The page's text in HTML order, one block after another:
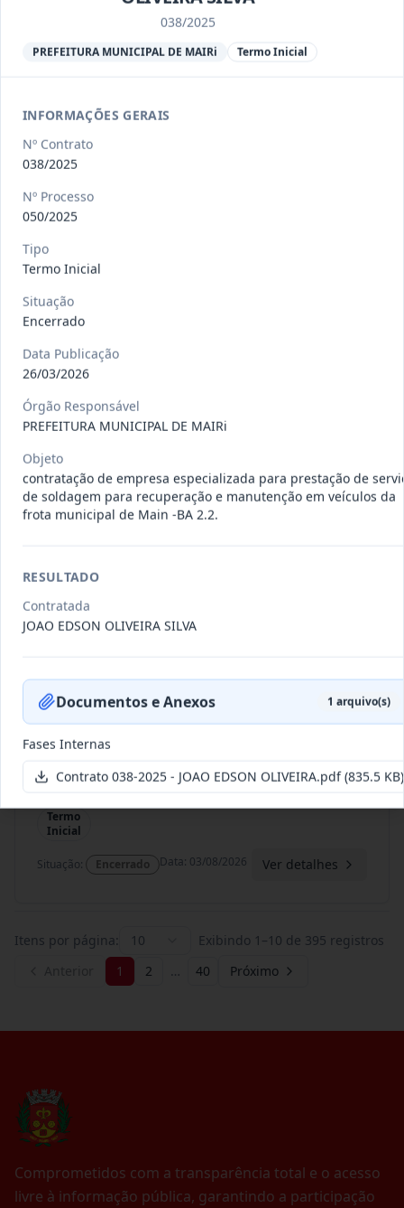
Termo
Inicial
contrato a contratação de emp
Situação
2023
Inicial
para apresentação musi
011-
Termo
Inicial
Contratação de empresa especializada
Situação: Encerrado Data :04/08/2026 Ver detalhes
2023
Data:03/08/2026
009-
Termo
Inicial
Contratação de pessoa jurídica para
Situação: Encerrado Data: 03/08/2026 Ver detalhes
Itens por página: 10 Exibindo 1 –10 de 395 registros
1 2 … 40 Próximo
Comprometidos com a transparência total e o acesso
livre à informação pública, garantindo a participação
038/2025
PREFEITURA MUNICIPAL DE MAIRi Termo Inicial
INFORMAÇÕES GERAIS
Nº Contrato
038/2025
Nº Processo
050/2025
Tipo
Termo Inicial
Situação
Encerrado
Data Publicação
26/03/2026
Órgão Responsável
PREFEITURA MUNICIPAL DE MAIRi
Objeto
contratação de empresa especializada para prestação de
de soldagem para recuperação e manutenção em veículos da
frota municipal de Main -BA 2.2.
RESULTADO
Contratada
JOAO EDSON OLIVEIRA SILVA
Documentos e Anexos 1 arquivo(s)
Fases Internas
Contrato 038-2025 - JOAO EDSON OLIVEIRA.pdf(835.5 KB)